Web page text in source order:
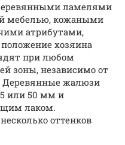
ламелями
мебелью, кожаными
атрибутами,
хозяина
при любом
зоны, независимо от
Деревянные жалюзи
или 50 мм и
лаком.
оттенков